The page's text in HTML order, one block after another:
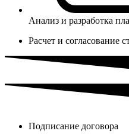
Анализ и разработка
Расчет и согласование
Подписание договора